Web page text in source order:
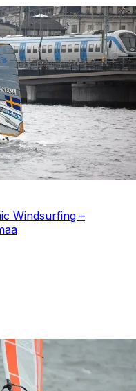
Windsurfing –